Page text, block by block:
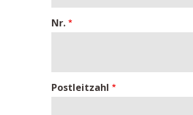
Nr.
Postleitzahl